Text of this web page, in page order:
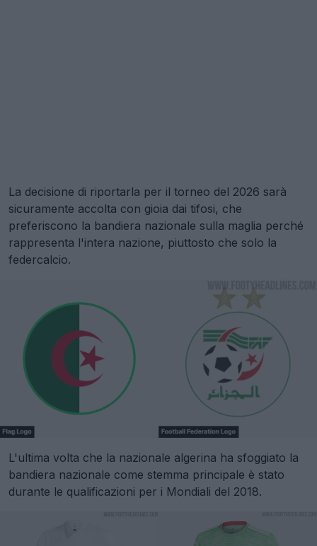
La decisione di riportarla per il torneo del 2026 sarà
sicuramente accolta con gioia dai tifosi, che
preferiscono la bandiera nazionale sulla maglia perché
rappresenta l'intera nazione, piuttosto che solo la
federcalcio.
L'ultima volta che la nazionale algerina ha sfoggiato la
bandiera nazionale come stemma principale è stato
durante le qualificazioni per i Mondiali del 2018.